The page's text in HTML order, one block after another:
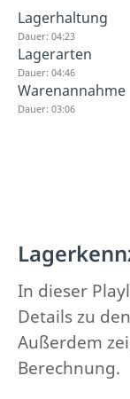
Lagerhaltung
Dauer: 04:23
Lagerarten
Dauer: 04:46
Warenannahme
Dauer: 03:06
In dieser
Details zu
Außerdem
Berechnung.